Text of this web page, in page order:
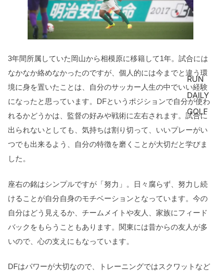
RUN
DAILY
GOLF
3年間所属していた岡山から相模原に移籍して1年。試合には
なかなか絡めなかったのですが、個人的には今までと違う環
境に身を置いたことは、自分のサッカー人生の中でいい経験
になったと思っています。DFというポジションで自分が使わ
れるかどうかは、監督の好みや戦術に左右されます。試合に
出られないとしても、気持ちは割り切って、いいプレーがい
つでも出来るよう、自分の特徴を磨くことが大切だと学びま
した。
座右の銘はシンプルですが「努力」。日々腐らず、努力し続
けることが自分自身のモチベーションとなっています。今の
自分はどう見えるか、チームメイトや友人、家族にフィード
バックをもらうこともあります。関東には昔からの友人が多
いので、心の支えにもなっています。
DFはパワーが大切なので、トレーニングではスクワットなど